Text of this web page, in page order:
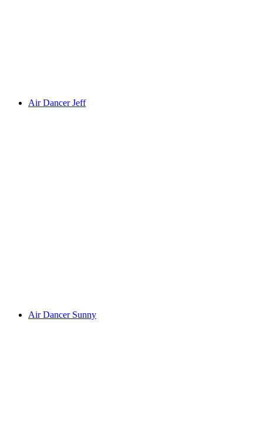
Air Dancer Jeff
Air Dancer Sunny